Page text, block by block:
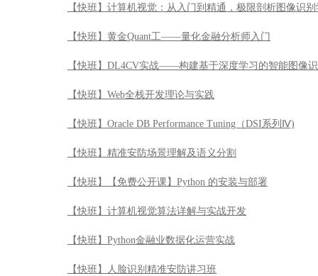
【快班】计算机视觉：从入门到精通，极限剖析图像识
【快班】黄金Quant工——量化金融分析师入门
【快班】DL4CV实战——构建基于深度学习的智能图像
【快班】Web全栈开发理论与实践
【快班】Oracle DB Performance Tuning（DSI系列Ⅳ)
【快班】精准安防场景理解及语义分割
【快班】【免费公开课】Python 的安装与部署
【快班】计算机视觉算法详解与实战开发
【快班】Python金融业数据化运营实战
【快班】人脸识别精准安防讲习班